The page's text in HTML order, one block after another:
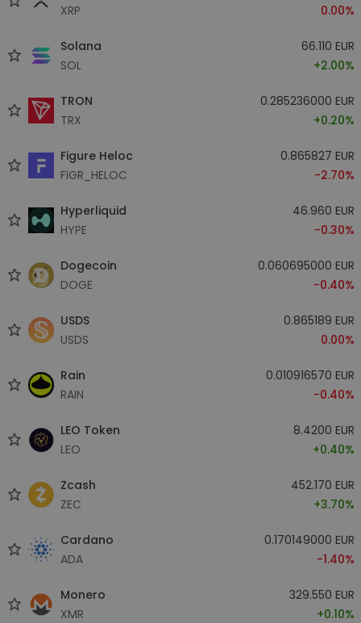
XRP
0.00%
Solana
SOL
66.110 EUR
+2.00%
TRON
TRX
0.285236000 EUR
+0.20%
Figure Heloc
FIGR_HELOC
0.865827 EUR
-2.70%
Hyperliquid
HYPE
46.960 EUR
-0.30%
Dogecoin
DOGE
0.060695000 EUR
-0.40%
USDS
USDS
0.865189 EUR
0.00%
Rain
RAIN
0.010916570 EUR
-0.40%
LEO Token
LEO
8.4200 EUR
+0.40%
Zcash
ZEC
452.170 EUR
+3.70%
Cardano
ADA
0.170149000 EUR
-1.40%
Monero
XMR
329.550 EUR
+0.10%